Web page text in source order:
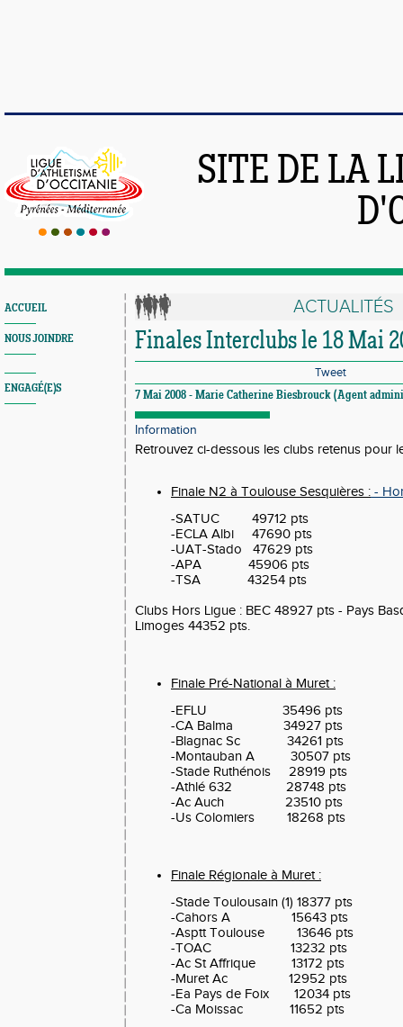
SITE DE LA
ACCUEIL
NOUS JOINDRE
ENGAGÉ(E)S
ACTUALITÉS
Finales Interclubs le 18 Mai
Tweet
7 Mai 2008 - Marie Catherine Biesbrouck (Agent
Information
Retrouvez ci-dessous les clubs retenus pour
Finale N2 à Toulouse Sesquières : -
-SATUC 49712 pts
-ECLA Albi 47690 pts
-UAT-Stado 47629 pts
-APA 45906 pts
-TSA 43254 pts
Clubs Hors Ligue : BEC 48927 pts - Pays
Limoges 44352 pts.
Finale Pré-National à Muret :
-EFLU 35496 pts
-CA Balma 34927 pts
-Blagnac Sc 34261 pts
-Montauban A 30507 pts
-Stade Ruthénois 28919 pts
-Athlé 632 28748 pts
-Ac Auch 23510 pts
-Us Colomiers 18268 pts
Finale Régionale à Muret :
-Stade Toulousain (1) 18377 pts
-Cahors A 15643 pts
-Asptt Toulouse 13646 pts
-TOAC 13232 pts
-Ac St Affrique 13172 pts
-Muret Ac 12952 pts
-Ea Pays de Foix 12034 pts
-Ca Moissac 11652 pts